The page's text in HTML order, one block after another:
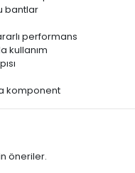
bantlar
performans
kullanım
komponent
öneriler.